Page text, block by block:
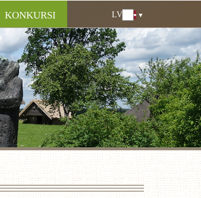
KONKURSI
LV
LV
EN
DE
RU
LT
EE
FI